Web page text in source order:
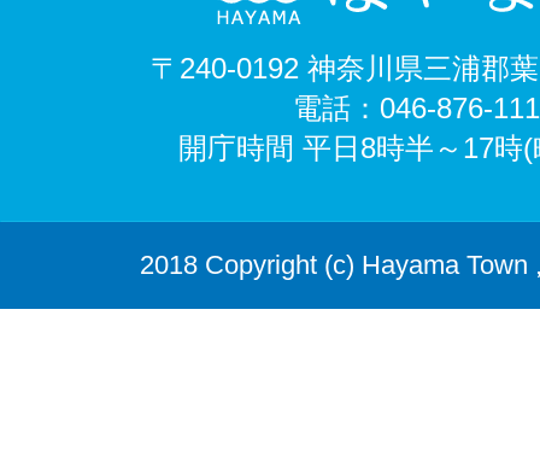
〒240-0192 神奈川県三浦郡
電話：046-876-
開庁時間 平日8時半～17時
2018 Copyright (c) Hayama